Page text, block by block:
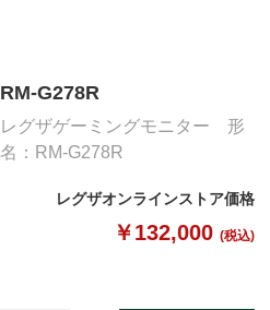
RM-G278R
レグザゲーミングモニター 形
名：RM-G278R
レグザオンラインストア価格
￥132,000 (税込)